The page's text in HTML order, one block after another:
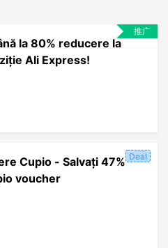
推广
la 80% reducere la
Ali Express!
Deal
Cupio - Salvați 47%
voucher